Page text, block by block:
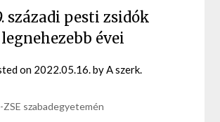
századi pesti zsidók
legnehezebb évei
on 2022.05.16.byA szerk.
ZSE szabadegyetemén